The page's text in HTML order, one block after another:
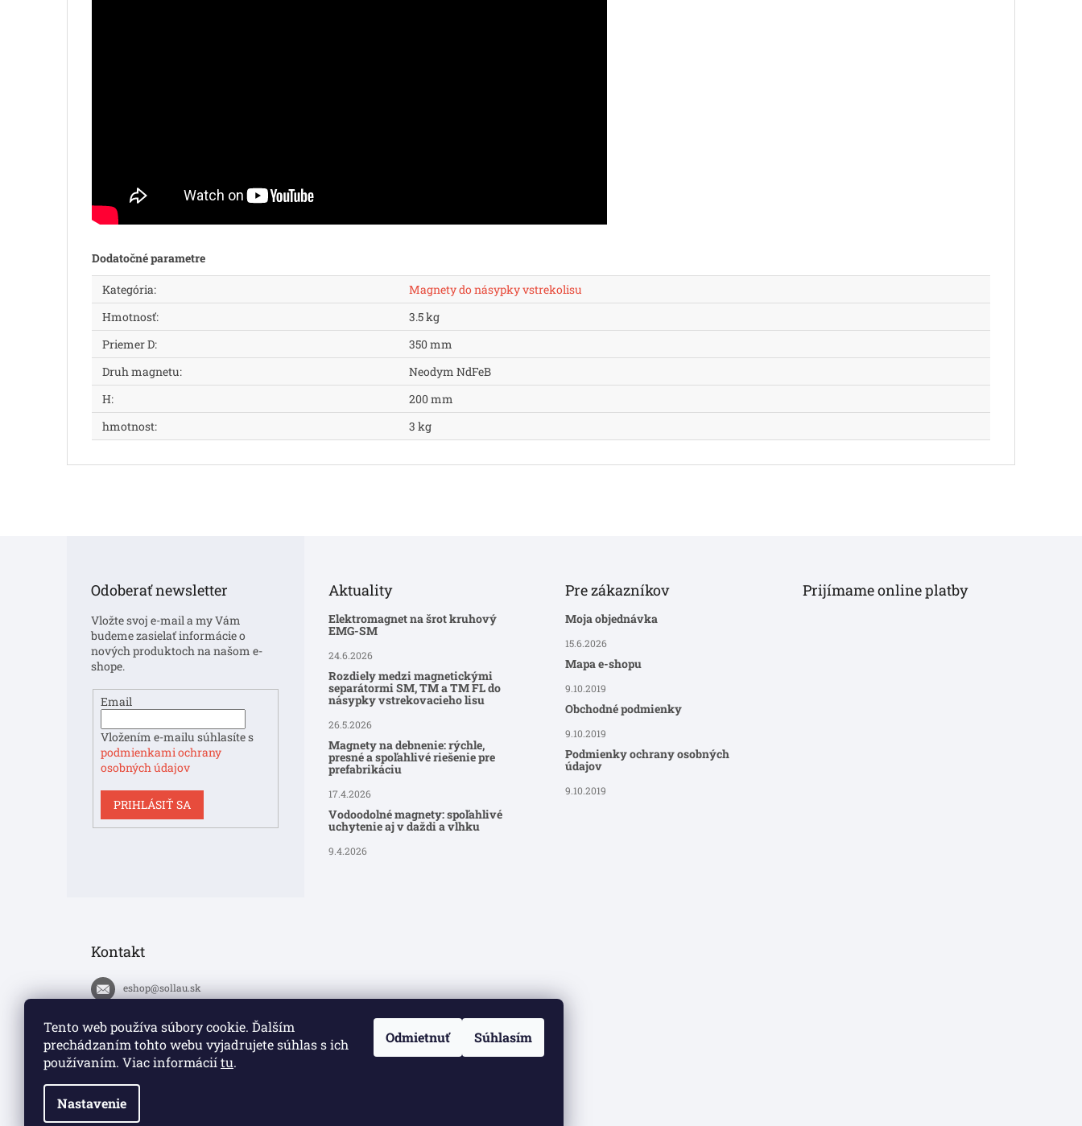
Tento web používa súbory cookie. Ďalším
prechádzaním tohto webu vyjadrujete súhlas s ich
používaním. Viac informáciítu.
Nastavenie
Odmietnuť Súhlasím
Dodatočné parametre
Kategória:
Magnety do násypky vstrekolisu
Hmotnosť:
3.5 kg
Priemer D:
350 mm
Druh magnetu:
Neodym NdFeB
H:
200 mm
hmotnost: 3 kg
Odoberať newsletter
Vložte svoj e-mail a my Vám
budeme zasielať informácie o
nových produktoch na našom e-
shope.
Email
Vložením e-mailu súhlasíte s
podmienkami ochrany
osobných údajov
PRIHLÁSIŤ SA
Aktuality
Elektromagnet na šrot kruhový
EMG-SM
24.6.2026
Rozdiely medzi magnetickými
separátormi SM, TM a TM FL do
násypky vstrekovacieho lisu
26.5.2026
Magnety na debnenie: rýchle,
presné a spoľahlivé riešenie pre
prefabrikáciu
17.4.2026
Vodoodolné magnety: spoľahlivé
uchytenie aj v daždi a vlhku
9.4.2026
Pre zákazníkov
Moja objednávka
15.6.2026
Mapa e-shopu
9.10.2019
Obchodné podmienky
9.10.2019
Podmienky ochrany osobných
údajov
9.10.2019
Prijímame online platby
Kontakt
eshop@sollau.sk
+420 778 110 059
https://www.facebook.com/solla